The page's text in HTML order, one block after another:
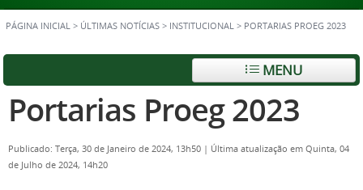
PÁGINA INICIAL > ÚLTIMAS NOTÍCIAS > INSTITUCIONAL > PORTARIAS PROEG 2023
MENU
Portarias Proeg 2023
Publicado: Terça, 30 de Janeiro de 2024, 13h50 | Última atualização em Quinta, 04
de Julho de 2024, 14h20